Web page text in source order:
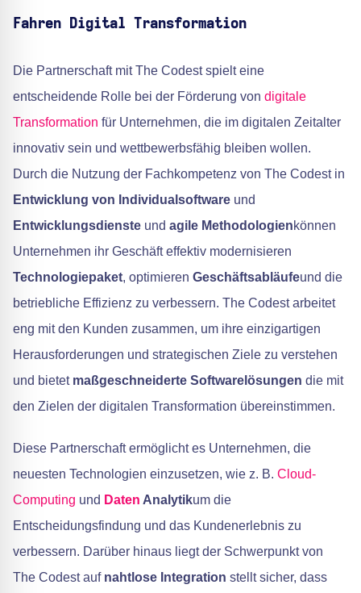
Fahren Digital Transformation
Die Partnerschaft mit The Codest spielt eine
entscheidende Rolle bei der Förderung von digitale
Transformation für Unternehmen, die im digitalen Zeitalter
innovativ sein und wettbewerbsfähig bleiben wollen.
Durch die Nutzung der Fachkompetenz von The Codest in
Entwicklung von Individualsoftware und
Entwicklungsdienste und agile Methodologienkönnen
Unternehmen ihr Geschäft effektiv modernisieren
Technologiepaket, optimieren Geschäftsabläufeund die
betriebliche Effizienz zu verbessern. The Codest arbeitet
eng mit den Kunden zusammen, um ihre einzigartigen
Herausforderungen und strategischen Ziele zu verstehen
und bietet maßgeschneiderte Softwarelösungen die mit
den Zielen der digitalen Transformation übereinstimmen.
Diese Partnerschaft ermöglicht es Unternehmen, die
neuesten Technologien einzusetzen, wie z. B. Cloud-
Computing und Daten Analytikum die
Entscheidungsfindung und das Kundenerlebnis zu
verbessern. Darüber hinaus liegt der Schwerpunkt von
The Codest auf nahtlose Integration stellt sicher, dass